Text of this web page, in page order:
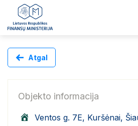
Atgal
Objekto informacija
Ventos g. 7E, Kuršėnai,